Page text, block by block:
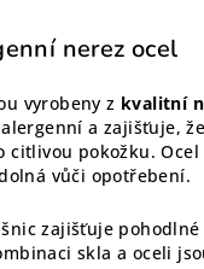
nerez ocel
vyrobeny z kvalitní
a zajišťuje,
citlivou pokožku.
vůči opotřebení.
zajišťuje
skla a oceli